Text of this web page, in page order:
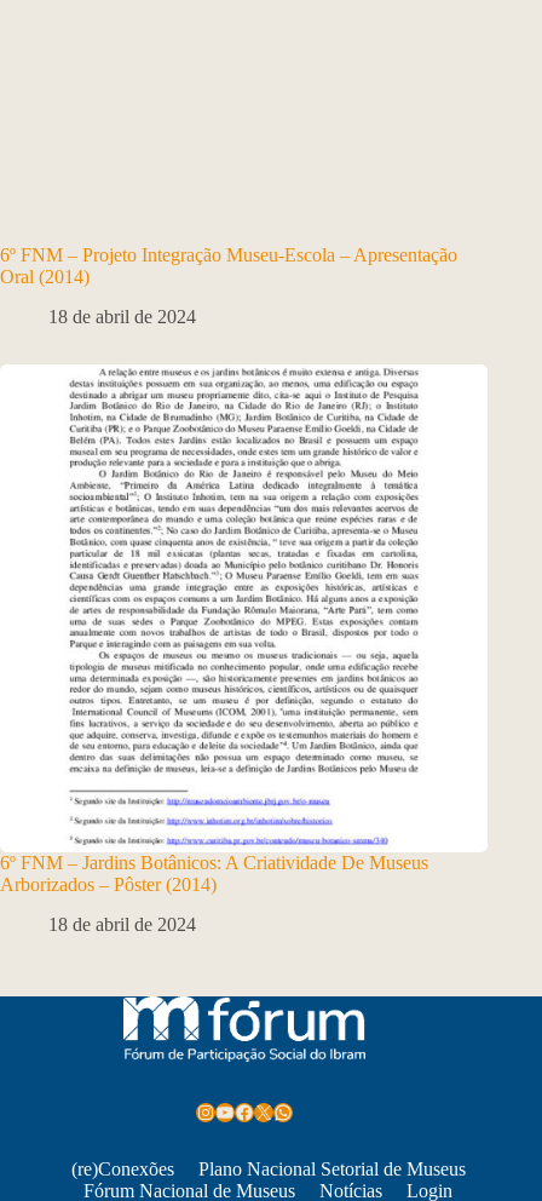
6º FNM – Projeto Integração Museu-Escola – Apresentação
Oral (2014)
18 de abril de 2024
6º FNM – Jardins Botânicos: A Criatividade De Museus
Arborizados – Pôster (2014)
18 de abril de 2024
Instagram
Youtube
Facebook
X WhatsApp
(re)Conexões
Plano Nacional Setorial de Museus
Fórum Nacional de Museus
Notícias Login